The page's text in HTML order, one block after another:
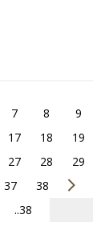
7 8
9
17 18
19
27 28
29
37
38
..38